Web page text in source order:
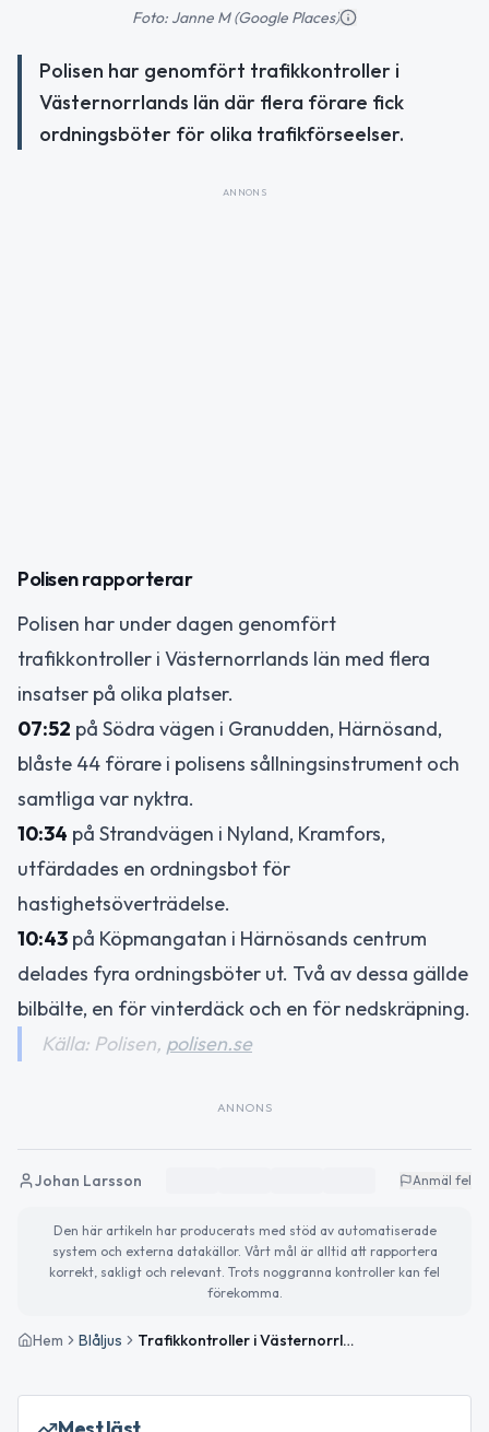
Foto: Janne M (Google Places)
Polisen har genomfört trafikkontroller i
Västernorrlands län där flera förare fick
ordningsböter för olika trafikförseelser.
ANNONS
Polisen rapporterar
Polisen har under dagen genomfört
trafikkontroller i Västernorrlands län med flera
insatser på olika platser.
07:52 på Södra vägen i Granudden, Härnösand,
blåste 44 förare i polisens sållningsinstrument och
samtliga var nyktra.
10:34 på Strandvägen i Nyland, Kramfors,
utfärdades en ordningsbot för
hastighetsöverträdelse.
10:43 på Köpmangatan i Härnösands centrum
delades fyra ordningsböter ut. Två av dessa gällde
bilbälte, en för vinterdäck och en för nedskräpning.
Källa: Polisen, polisen.se
ANNONS
Johan Larsson Anmäl fel
Den här artikeln har producerats med stöd av automatiserade
system och externa datakällor. Vårt mål är alltid att rapportera
korrekt, sakligt och relevant. Trots noggranna kontroller kan fel
förekomma.
Hem Blåljus Trafikkontroller i Västernorrlands län – flera ordningsböter utdelade